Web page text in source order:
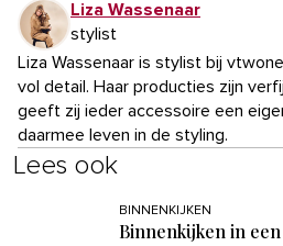
Liza Wassenaar
stylist
Liza Wassenaar is stylist bij
vol detail. Haar producties zijn
geeft zij ieder accessoire een
daarmee leven in de styling.
Lees ook
BINNENKIJKEN
Binnenkijken in